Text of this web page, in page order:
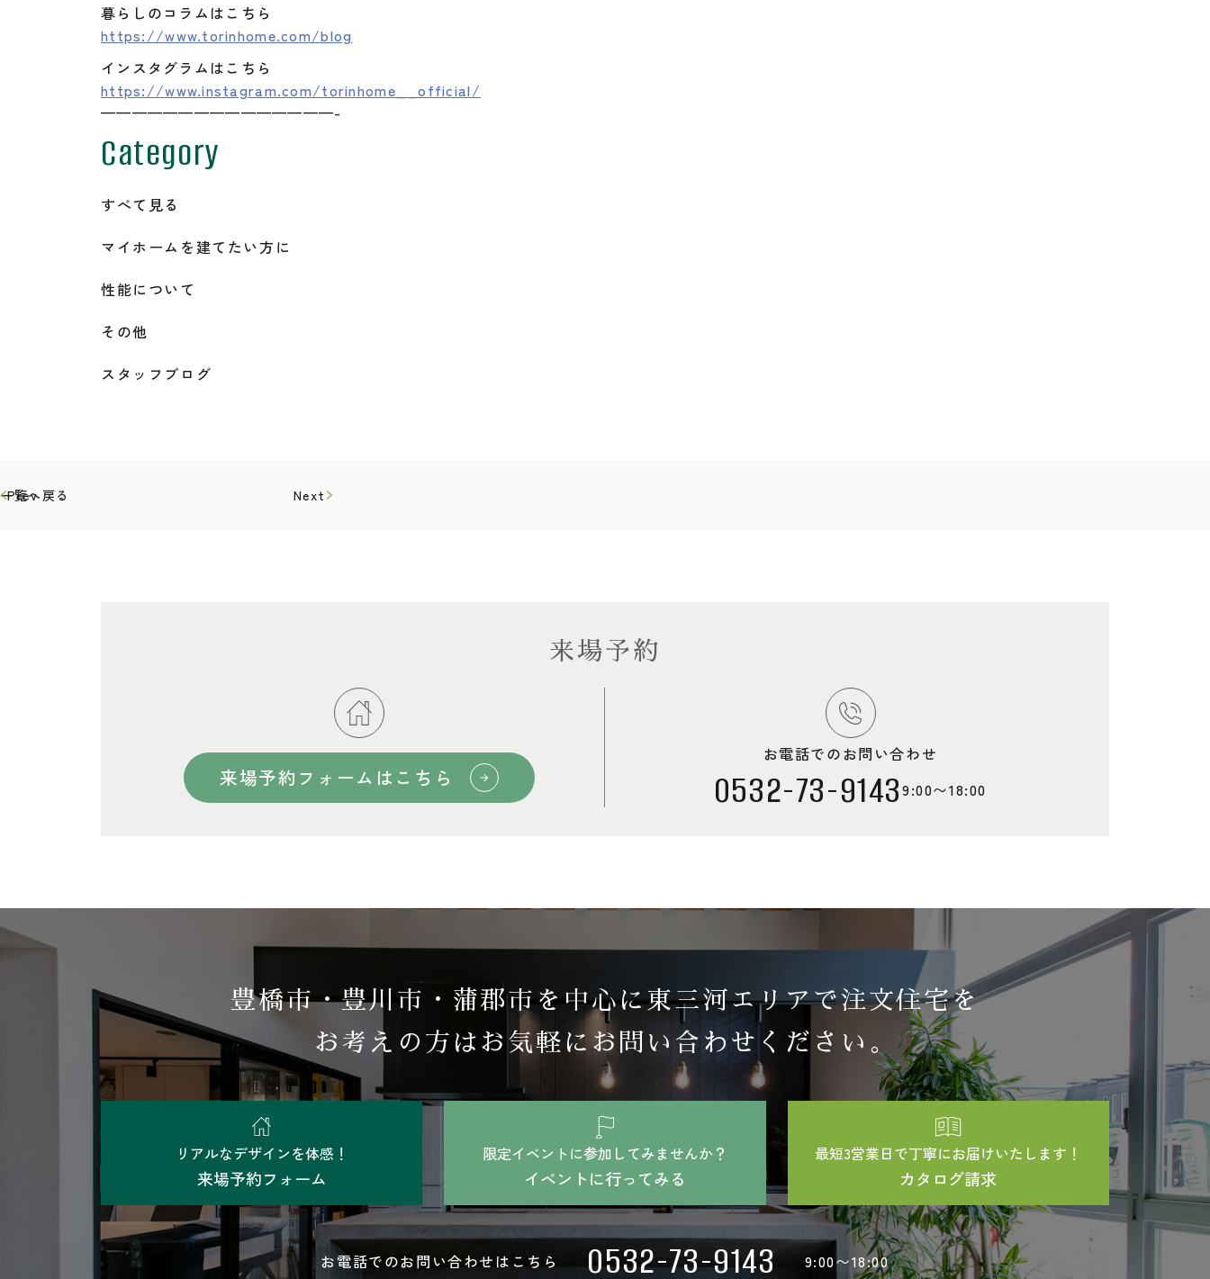
暮らしのコラムはこちら
https://www.torinhome.com/blog
インスタグラムはこちら
https://www.instagram.com/torinhome__official/
———————————————-
Category
すべて見る
マイホームを建てたい方に
性能について
その他
スタッフブログ
一覧へ戻る
Prev Next
来場予約
来場予約フォームはこちら
お電話でのお問い合わせ
0532-73-91439:00〜18:00
豊橋市・豊川市・蒲郡市を中心に東三河エリアで注文住宅を
お考えの方はお気軽にお問い合わせください。
リアルなデザインを体感！
来場予約フォーム
限定イベントに参加してみませんか？
イベントに行ってみる
最短3営業日で丁寧にお届けいたします！
カタログ請求
お電話でのお問い合わせはこちら 0532-73-9143 9:00〜18:00